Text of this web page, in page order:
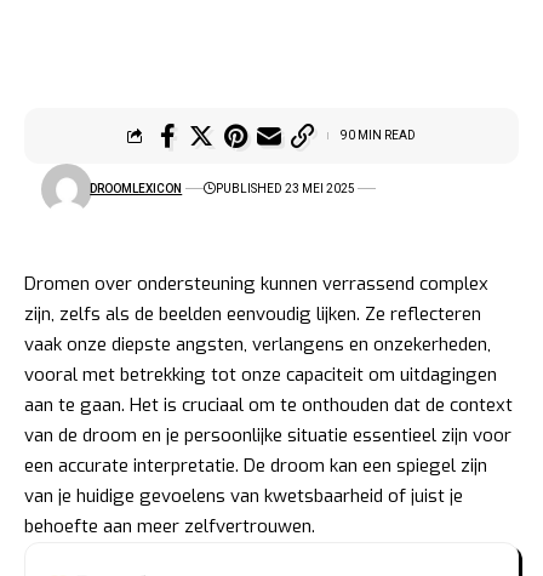
DROOMLEXICON PUBLISHED 23 MEI 2025
90 MIN READ
Dromen over ondersteuning kunnen verrassend complex
zijn, zelfs als de beelden eenvoudig lijken. Ze reflecteren
vaak onze diepste angsten, verlangens en onzekerheden,
vooral met betrekking tot onze capaciteit om uitdagingen
aan te gaan. Het is cruciaal om te onthouden dat de context
van de droom en je persoonlijke situatie essentieel zijn voor
een accurate interpretatie. De droom kan een spiegel zijn
van je huidige gevoelens van kwetsbaarheid of juist je
behoefte aan meer zelfvertrouwen.